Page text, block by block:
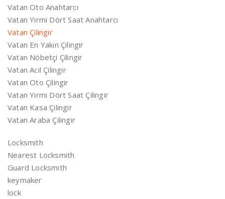
Vatan Oto Anahtarcı
Vatan Yirmi Dört Saat Anahtarcı
Vatan Çilingir
Vatan En Yakın Çilingir
Vatan Nöbetçi Çilingir
Vatan Acil Çilingir
Vatan Oto Çilingir
Vatan Yirmi Dört Saat Çilingir
Vatan Kasa Çilingir
Vatan Araba Çilingir
Locksmith
Nearest Locksmith
Guard Locksmith
keymaker
lock